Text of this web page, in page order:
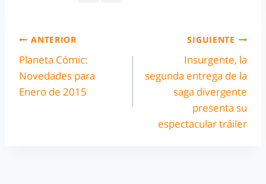
ANTERIOR
Planeta Cómic:
Novedades para
Enero de 2015
SIGUIENTE
Insurgente, la
segunda entrega de la
saga divergente
presenta su
espectacular tráiler